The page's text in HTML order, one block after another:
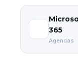
365
Agendas